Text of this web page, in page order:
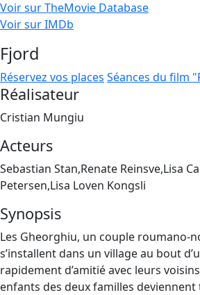
Voir sur TheMovie Database
Voir sur IMDb
Fjord
Réservez vos places Séances du film
Réalisateur
Cristian Mungiu
Acteurs
Sebastian Stan,Renate Reinsve,Lisa
Petersen,Lisa Loven Kongsli
Synopsis
Les Gheorghiu, un couple roumano-
s’installent dans un village au bout
rapidement d’amitié avec leurs
enfants des deux familles